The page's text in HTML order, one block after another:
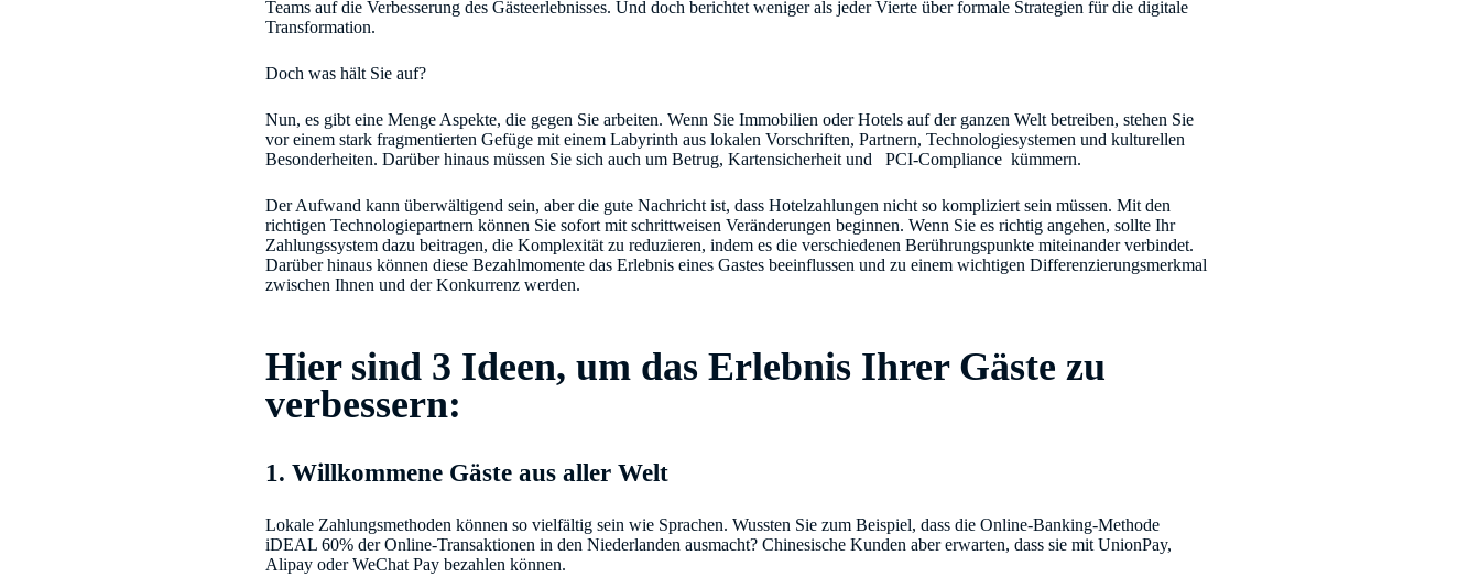
Teams auf die Verbesserung des Gästeerlebnisses. Und doch berichtet weniger als jeder Vierte über formale Strategien für die digitale
Transformation.
Doch was hält Sie auf?
Nun, es gibt eine Menge Aspekte, die gegen Sie arbeiten. Wenn Sie Immobilien oder Hotels auf der ganzen Welt betreiben, stehen Sie
vor einem stark fragmentierten Gefüge mit einem Labyrinth aus lokalen Vorschriften, Partnern, Technologiesystemen und kulturellen
Besonderheiten. Darüber hinaus müssen Sie sich auch um Betrug, Kartensicherheit und PCI-Compliance kümmern.
Der Aufwand kann überwältigend sein, aber die gute Nachricht ist, dass Hotelzahlungen nicht so kompliziert sein müssen. Mit den
richtigen Technologiepartnern können Sie sofort mit schrittweisen Veränderungen beginnen. Wenn Sie es richtig angehen, sollte Ihr
Zahlungssystem dazu beitragen, die Komplexität zu reduzieren, indem es die verschiedenen Berührungspunkte miteinander verbindet.
Darüber hinaus können diese Bezahlmomente das Erlebnis eines Gastes beeinflussen und zu einem wichtigen Differenzierungsmerkmal
zwischen Ihnen und der Konkurrenz werden.
Hier sind 3 Ideen, um das Erlebnis Ihrer Gäste zu
verbessern:
1. Willkommene Gäste aus aller Welt
Lokale Zahlungsmethoden können so vielfältig sein wie Sprachen. Wussten Sie zum Beispiel, dass die Online-Banking-Methode
iDEAL 60% der Online-Transaktionen in den Niederlanden ausmacht? Chinesische Kunden aber erwarten, dass sie mit UnionPay,
Alipay oder WeChat Pay bezahlen können.